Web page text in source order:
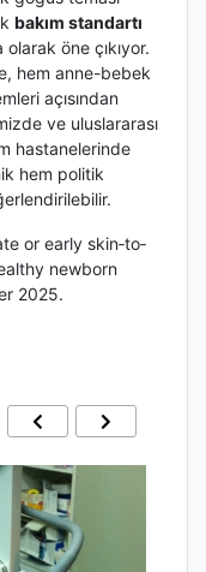
bakım standartı
öne çıkıyor.
hem anne-bebek
açısından
ve uluslararası
hastanelerinde
hem politik
or early skin‐to‐
newborn
2025.